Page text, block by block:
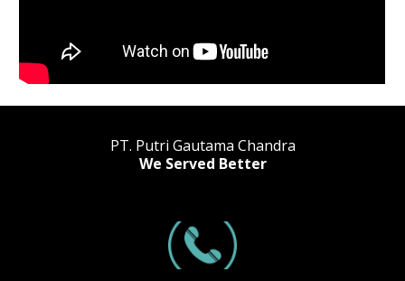
PT. Putri Gautama Chandra
We Served Better